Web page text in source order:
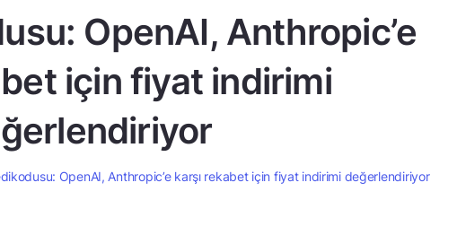
OpenAI, Anthropic’e
için fiyat indirimi
OpenAI, Anthropic’e karşı rekabet için fiyat indirimi değerlendiriyor